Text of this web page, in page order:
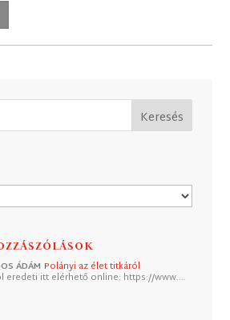
ÁDÁM Polányi az élet titkáról
eredeti itt elérhető online: https://www.…